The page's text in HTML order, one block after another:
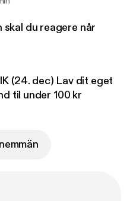
du reagere når
(24. dec) Lav dit eget
til under 100 kr